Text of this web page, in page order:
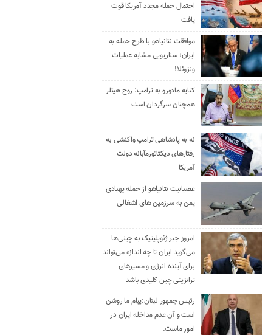
احتمال حمله مجدد آمریکا قوت
یافت
موافقت نتانیاهو با طرح حمله به
ایران؛ سناریویی مشابه عملیات
ونزوئلا!
کنایه مادورو به ترامپ: روح هیتلر
همچنان سرگردان است
نه به پادشاهی ترامپ واکنشی به
رفتارهای دیکتاتورمآبانه دولت
آمریکا
عصبانیت نتانیاهو از حمله پهبادی
یمن به سرزمین های اشغالی
امروز جبر ژئوپلیتیک به چینی‌ها
می‌گوید ایران تا چه اندازه می‌تواند
برای آینده انرژی و مسیرهای
ترانزیتی چین کلیدی باشد
رئیس جمهور لبنان:پیام ما روشن
است و آن عدم مداخله ایران در
امور ماست.